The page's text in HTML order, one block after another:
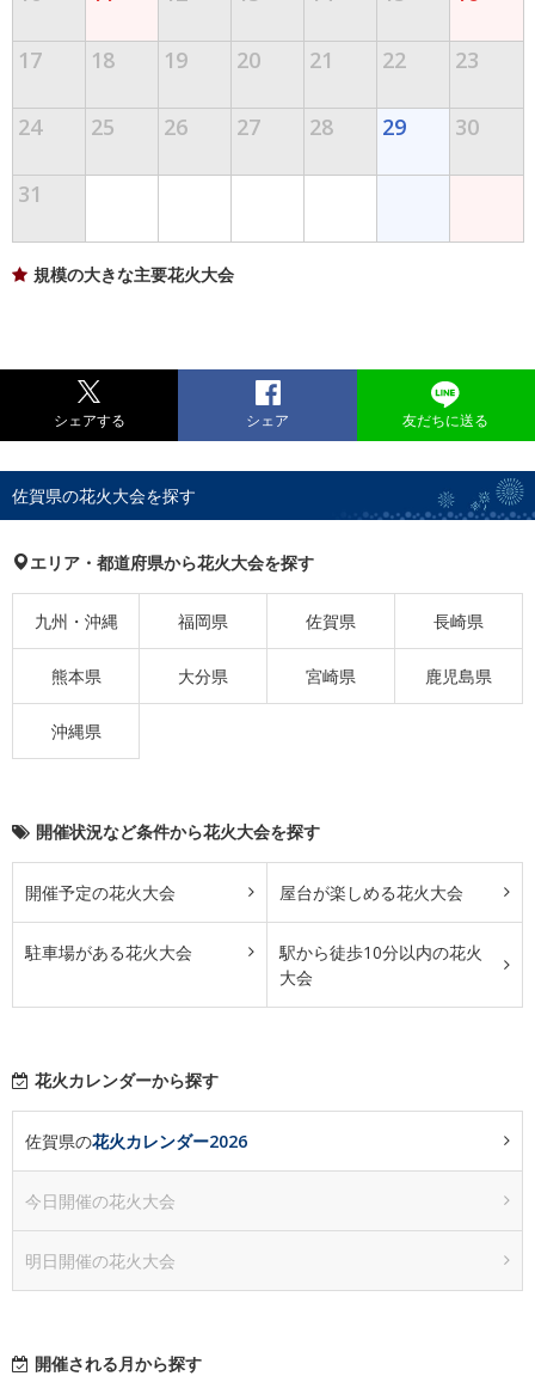
17 18 19 20 21 22 23
24 25 26 27 28 29 30
31
規模の大きな主要花火大会
シェアする シェア 友だちに送る
佐賀県の花火大会を探す
エリア・都道府県から花火大会を探す
九州・沖縄 福岡県 佐賀県 長崎県
熊本県 大分県 宮崎県 鹿児島県
沖縄県
開催状況など条件から花火大会を探す
開催予定の花火大会 屋台が楽しめる花火大会
駐車場がある花火大会
駅から徒歩10分以内の花火
大会
花火カレンダーから探す
佐賀県の花火カレンダー2026
今日開催の花火大会
明日開催の花火大会
開催される月から探す